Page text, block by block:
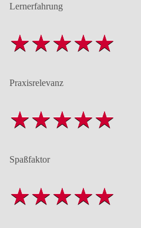
Lernerfahrung
Praxisrelevanz
Spaßfaktor